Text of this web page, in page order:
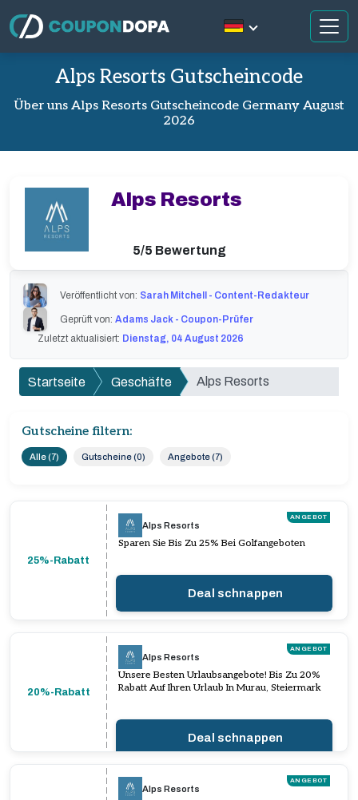
Alps Resorts Gutscheincode
Über uns Alps Resorts Gutscheincode Germany August
2026
Veröffentlicht von: Sarah Mitchell - Content-Redakteur
Geprüft von: Adams Jack - Coupon-Prüfer
Zuletzt aktualisiert: Dienstag, 04 August 2026
Startseite Geschäfte Alps Resorts
Gutscheine filtern:
Alle (7) Gutscheine (0) Angebote (7)
25%-Rabatt
ANGEBOT
Alps Resorts
Sparen Sie Bis Zu 25% Bei Golfangeboten
Deal schnappen
20%-Rabatt
ANGEBOT
Alps Resorts
Unsere Besten Urlaubsangebote! Bis Zu 20%
Rabatt Auf Ihren Urlaub In Murau, Steiermark
Deal schnappen
ANGEBOT
Alps Resorts
Alps Resorts
5/5 Bewertung